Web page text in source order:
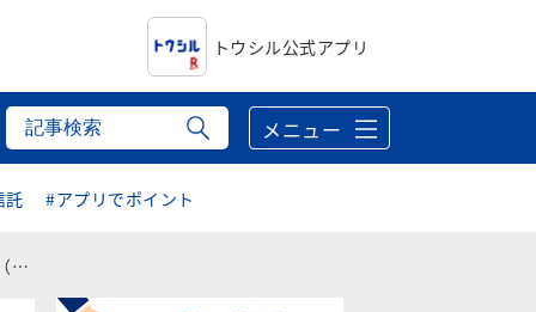
トウシル公式アプリ
メニュー
託 #アプリでポイント